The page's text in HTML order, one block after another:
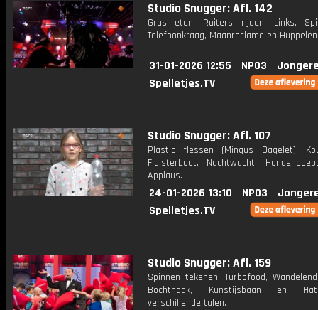
Studio Snugger: Afl. 142
Gras eten, Ruiters rijden, Links,
Telefoonkraag, Maanreclame en
31-01-2026 12:55 NPO3
Spelletjes.TV
Studio Snugger: Afl. 107
Plastic flessen (Mingus Dagelet),
Fluisterboot, Nachtwacht,
Applaus.
24-01-2026 13:10 NPO3
Spelletjes.TV
Studio Snugger: Afl. 159
Spinnen tekenen, Turbofood,
Bochthaak, Kunstijsbaan en
verschillende talen.